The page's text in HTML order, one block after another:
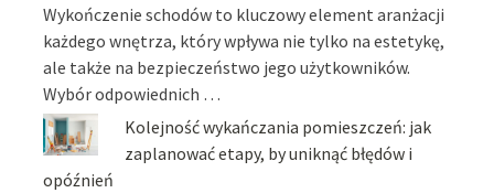
Wykończenie schodów to kluczowy element aranżacji
każdego wnętrza, który wpływa nie tylko na estetykę,
ale także na bezpieczeństwo jego użytkowników.
Wybór odpowiednich …
Kolejność wykańczania pomieszczeń: jak
zaplanować etapy, by uniknąć błędów i
opóźnień